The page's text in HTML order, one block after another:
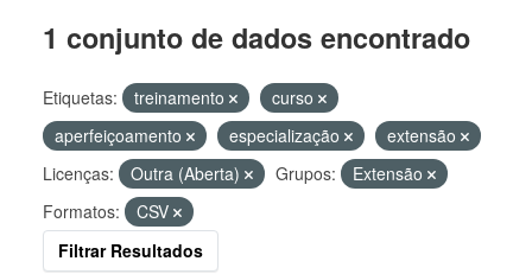
1 conjunto de dados encontrado
Etiquetas: treinamento
curso
aperfeiçoamento
especialização
extensão
Licenças:
Outra (Aberta) Grupos:
Extensão
Formatos:
CSV
Filtrar Resultados